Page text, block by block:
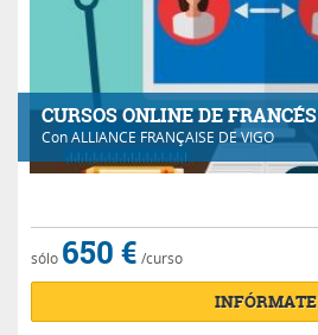
CURSOS ONLINE DE FRANCÉS
ConALLIANCE FRANÇAISE DE VIGO
sólo 650 € /curso
INFÓRMATE